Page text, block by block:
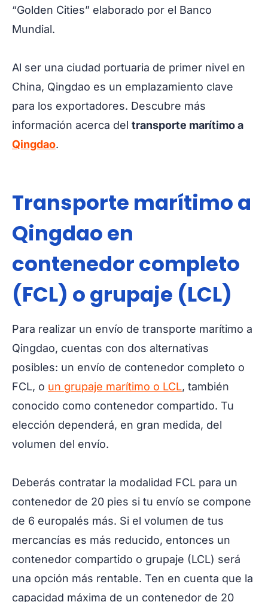
“Golden Cities” elaborado por el Banco
Mundial.
Al ser una ciudad portuaria de primer nivel en
China, Qingdao es un emplazamiento clave
para los exportadores. Descubre más
información acerca del transporte marítimo a
Qingdao.
Transporte marítimo a
Qingdao en
contenedor completo
(FCL) o grupaje (LCL)
Para realizar un envío de transporte marítimo a
Qingdao, cuentas con dos alternativas
posibles: un envío de contenedor completo o
FCL, o un grupaje marítimo o LCL, también
conocido como contenedor compartido. Tu
elección dependerá, en gran medida, del
volumen del envío.
Deberás contratar la modalidad FCL para un
contenedor de 20 pies si tu envío se compone
de 6 europalés más. Si el volumen de tus
mercancías es más reducido, entonces un
contenedor compartido o grupaje (LCL) será
una opción más rentable. Ten en cuenta que la
capacidad máxima de un contenedor de 20